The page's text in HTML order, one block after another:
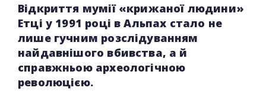
Відкриття мумії «крижаної людини»
Етці у 1991 році в Альпах стало не
лише гучним розслідуванням
найдавнішого вбивства, а й
справжньою археологічною
революцією.